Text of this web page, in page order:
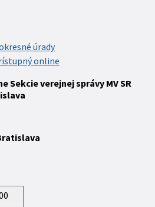
úrady
online
Sekcie verejnej správy MV SR